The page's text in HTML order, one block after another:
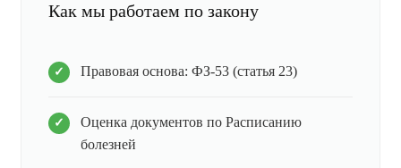
Как мы работаем по закону
Правовая основа: ФЗ-53 (статья 23)
Оценка документов по Расписанию
болезней